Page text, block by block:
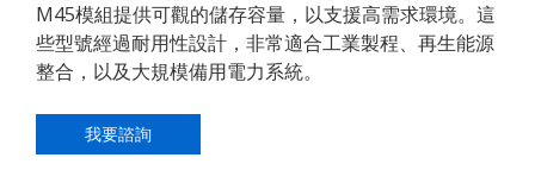
M45模組提供可觀的儲存容量，以支援高需求環境。這
些型號經過耐用性設計，非常適合工業製程、再生能源
整合，以及大規模備用電力系統。
我要諮詢